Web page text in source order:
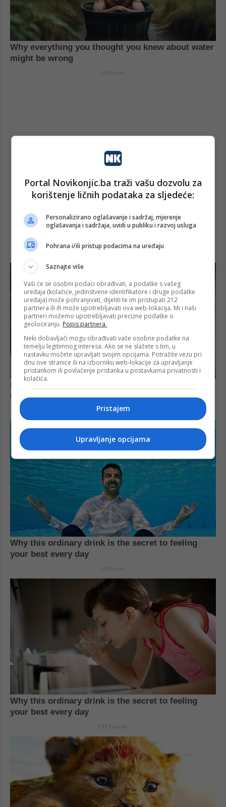
Portal Novikonjic.ba traži vašu dozvolu za
korištenje ličnih podataka za sljedeće:
Personalizirano oglašavanje i sadržaj, mjerenje
oglašavanja i sadržaja, uvidi u publiku i razvoj usluga
Pohrana i/ili pristup podacima na uređaju
Saznajte više
Vaši će se osobni podaci obrađivati, a podatke s vašeg
uređaja (kolačiće, jedinstvene identifikatore i druge podatke
uređaja) može pohranjivati, dijeliti te im pristupati 212
partnera ili ih može upotrebljavati ova web-lokacija. Mi i naši
partneri možemo upotrebljavati precizne podatke o
geolociranju. Popis partnera.
Neki dobavljači mogu obrađivati vaše osobne podatke na
temelju legitimnog interesa. Ako se ne slažete s tim, u
nastavku možete upravljati svojim opcijama. Potražite vezu pri
dnu ove stranice ili na izborniku web-lokacije za upravljanje
pristankom ili povlačenje pristanka u postavkama privatnosti i
kolačića.
Pristajem
Upravljanje opcijama